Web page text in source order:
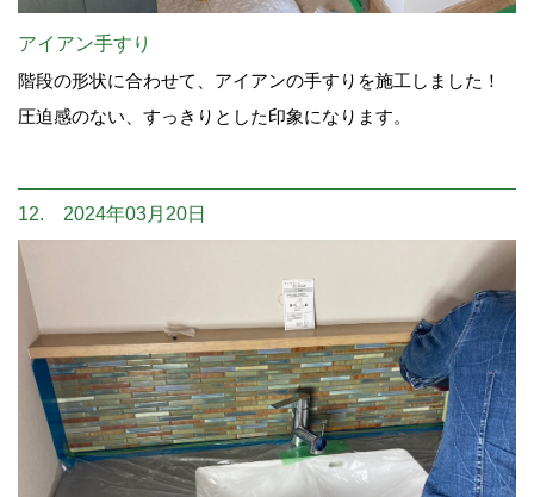
アイアン手すり
階段の形状に合わせて、アイアンの手すりを施工しました！
圧迫感のない、すっきりとした印象になります。
12. 2024年03月20日